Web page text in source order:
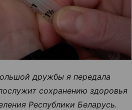
дружбы я передала
сохранению здоровья
Республики Беларусь.